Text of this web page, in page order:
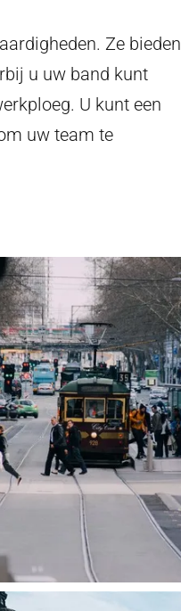
Ze bieden
u uw band kunt
U kunt een
uw team te